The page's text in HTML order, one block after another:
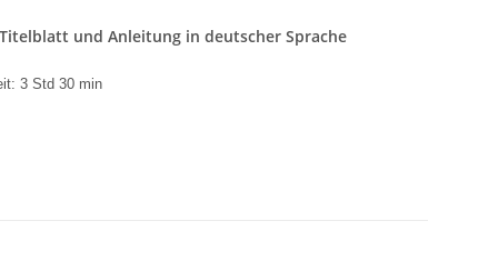
und Anleitung in deutscher Sprache
3 Std 30 min